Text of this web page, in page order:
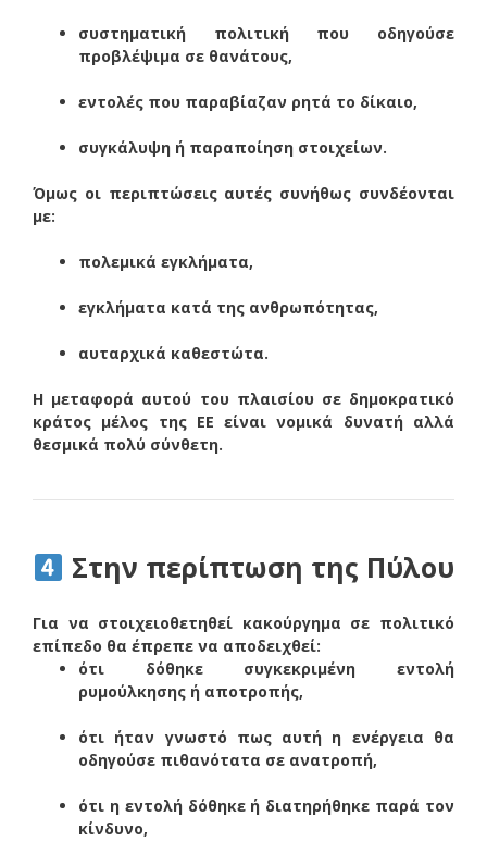
συστηματική πολιτική που οδηγούσε
προβλέψιμα σε θανάτους,
εντολές που παραβίαζαν ρητά το δίκαιο,
συγκάλυψη ή παραποίηση στοιχείων.
Όμως οι περιπτώσεις αυτές συνήθως συνδέονται
με:
πολεμικά εγκλήματα,
εγκλήματα κατά της ανθρωπότητας,
αυταρχικά καθεστώτα.
Η μεταφορά αυτού του πλαισίου σε δημοκρατικό
κράτος μέλος της ΕΕ είναι νομικά δυνατή αλλά
θεσμικά πολύ σύνθετη.
Στην περίπτωση της Πύλου
Για να στοιχειοθετηθεί κακούργημα σε πολιτικό
επίπεδο θα έπρεπε να αποδειχθεί:
ότι δόθηκε συγκεκριμένη εντολή
ρυμούλκησης ή αποτροπής,
ότι ήταν γνωστό πως αυτή η ενέργεια θα
οδηγούσε πιθανότατα σε ανατροπή,
ότι η εντολή δόθηκε ή διατηρήθηκε παρά τον
κίνδυνο,